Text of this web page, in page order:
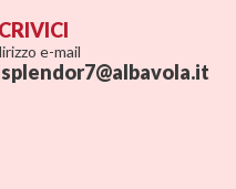
e-mail